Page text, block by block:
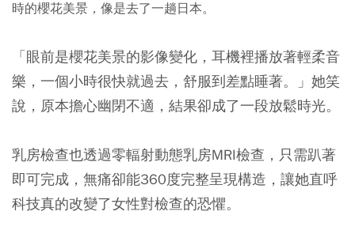
時的櫻花美景，像是去了一趟日本。
「眼前是櫻花美景的影像變化，耳機裡播放著輕柔音
樂，一個小時很快就過去，舒服到差點睡著。」她笑
說，原本擔心幽閉不適，結果卻成了一段放鬆時光。
乳房檢查也透過零輻射動態乳房MRI檢查，只需趴著
即可完成，無痛卻能360度完整呈現構造，讓她直呼
科技真的改變了女性對檢查的恐懼。